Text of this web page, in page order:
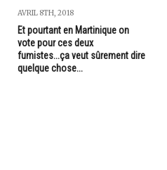
AVRIL 8TH, 2018
Et pourtant en Martinique on
vote pour ces deux
fumistes...ça veut sûrement dire
quelque chose...